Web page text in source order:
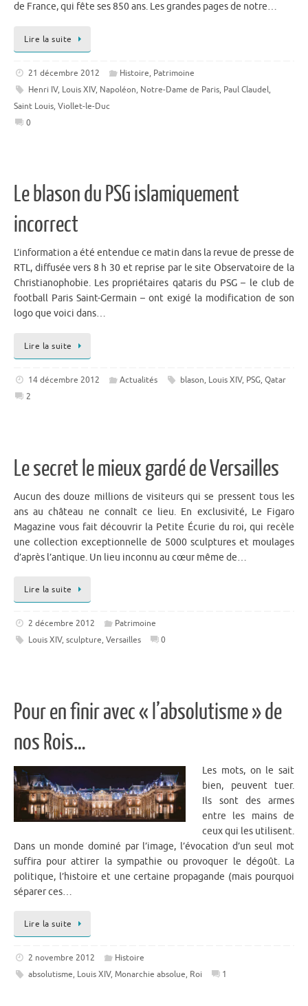
de France, qui fête ses 850 ans. Les grandes pages de notre…
Lire la suite
21 décembre 2012 Histoire, Patrimoine
Henri IV, Louis XIV, Napoléon, Notre-Dame de Paris, Paul Claudel,
Saint Louis, Viollet-le-Duc
0
Le blason du PSG islamiquement
incorrect
L’information a été entendue ce matin dans la revue de presse de
RTL, diffusée vers 8 h 30 et reprise par le site Observatoire de la
Christianophobie. Les propriétaires qataris du PSG – le club de
football Paris Saint-Germain – ont exigé la modification de son
logo que voici dans…
Lire la suite
14 décembre 2012 Actualités blason, Louis XIV, PSG, Qatar
2
Le secret le mieux gardé de Versailles
Aucun des douze millions de visiteurs qui se pressent tous les
ans au château ne connaît ce lieu. En exclusivité, Le Figaro
Magazine vous fait découvrir la Petite Écurie du roi, qui recèle
une collection exceptionnelle de 5000 sculptures et moulages
d’après l’antique. Un lieu inconnu au cœur même de…
Lire la suite
2 décembre 2012
Patrimoine
Louis XIV, sculpture, Versailles 0
Pour en finir avec « l’absolutisme » de
nos Rois…
Les mots, on le sait
bien, peuvent tuer.
Ils sont des armes
entre les mains de
ceux qui les utilisent.
Dans un monde dominé par l’image, l’évocation d’un seul mot
suffira pour attirer la sympathie ou provoquer le dégoût. La
politique, l’histoire et une certaine propagande (mais pourquoi
séparer ces…
Lire la suite
2 novembre 2012
Histoire
absolutisme, Louis XIV, Monarchie absolue, Roi 1